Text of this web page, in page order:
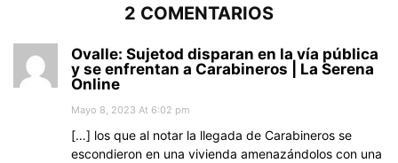
2 COMENTARIOS
Ovalle: Sujetod disparan en la vía pública
y se enfrentan a Carabineros | La Serena
Online
Mayo 8, 2023 At 6:02 pm
[…] los que al notar la llegada de Carabineros se
escondieron en una vivienda amenazándolos con una